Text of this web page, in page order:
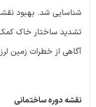
شناسایی شد. بهبود
تشدید ساختار خاک
آگاهی از خطرات زمین
نقشه دوره ساختمانی